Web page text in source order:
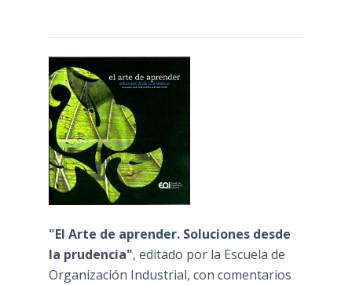
"El Arte de aprender. Soluciones desde
la prudencia", editado por la Escuela de
Organización Industrial, con comentarios